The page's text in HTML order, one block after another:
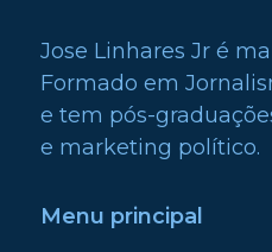
Jose Linhares Jr é
Formado em
e tem pós-
e marketing político.
Menu principal